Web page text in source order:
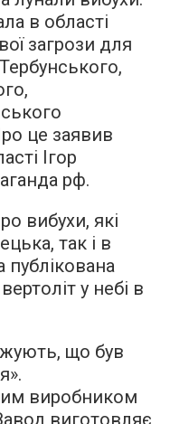
в області
загрози для
це заявив
Ігор
рф.
вибухи, які
так і в
публікована
у небі в
що був
виробником
виготовляє